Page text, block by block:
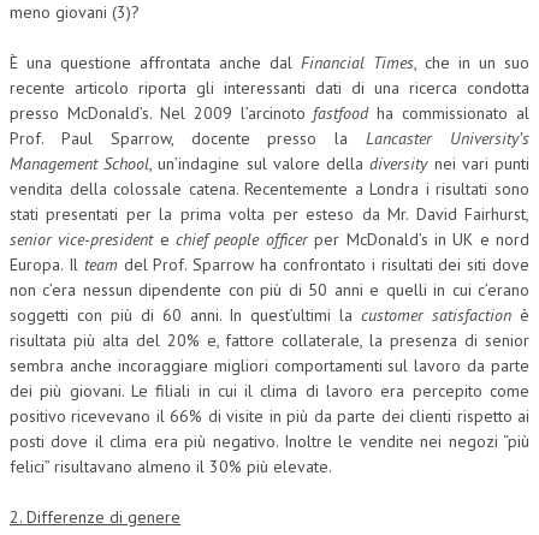
DIRITTO DEL WEB
DIRITTO DELLE IMPRESE IN CRISI
CRIMINOLOGIA E CRIMINALISTICA
SICUREZZA SUL LAVORO
FISCO
DIRITTO TRIBUTARIO
FISCALITÀ INTERNAZIONALE
TAX RISK MANAGEMENT
CRIMINOLOGIA TRIBUTARIA
CFC E PARADISI FISCALI
TRANSFER PRICING
PRASSI
meno giovani (3)?
È una questione affrontata anche dal Financial Times, che in un suo
recente articolo riporta gli interessanti dati di una ricerca condotta
presso McDonald’s. Nel 2009 l’arcinoto fastfoodha commissionato al
Prof. Paul Sparrow, docente presso laLancaster University’s
Management School, un’indagine sul valore delladiversitynei vari punti
vendita della colossale catena. Recentemente a Londra i risultati sono
stati presentati per la prima volta per esteso da Mr. David Fairhurst,
senior vice-presidentechief people officerper McDonald’s in UK e nord
Europa. Il teamdel Prof. Sparrow ha confrontato i risultati dei siti dove
non c’era nessun dipendente con più di 50 anni e quelli in cui c’erano
soggetti con più di 60 anni. In quest’ultimi lacustomer satisfaction è
risultata più alta del 20% e, fattore collaterale, la presenza di senior
sembra anche incoraggiare migliori comportamenti sul lavoro da parte
dei più giovani. Le filiali in cui il clima di lavoro era percepito come
positivo ricevevano il 66% di visite in più da parte dei clienti rispetto ai
posti dove il clima era più negativo. Inoltre le vendite nei negozi “più
felici” risultavano almeno il 30% più elevate.
2. Differenze di genere